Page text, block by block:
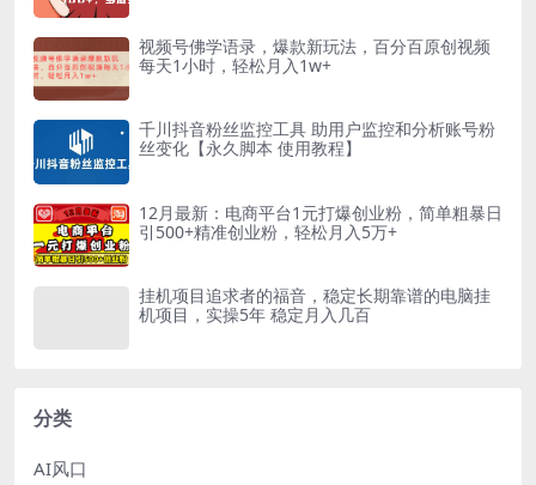
视频号佛学语录，爆款新玩法，百分百原创视频
每天1小时，轻松月入1w+
千川抖音粉丝监控工具 助用户监控和分析账号粉
丝变化【永久脚本 使用教程】
12月最新：电商平台1元打爆创业粉，简单粗暴日
引500+精准创业粉，轻松月入5万+
挂机项目追求者的福音，稳定长期靠谱的电脑挂
机项目，实操5年 稳定月入几百
分类
AI风口